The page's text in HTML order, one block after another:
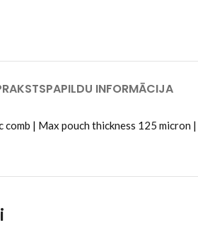
PAPILDU INFORMĀCIJA
| Max pouch thickness 125 micron